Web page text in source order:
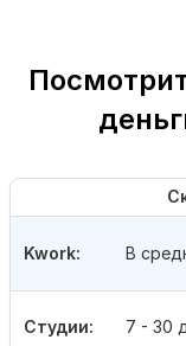
Студии: 7 - 30
Kwork: В